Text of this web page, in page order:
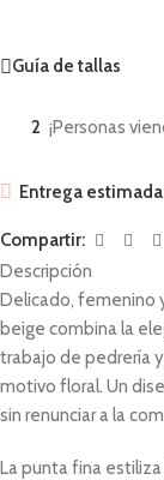
Guía de tallas
2 ¡Personas
Entrega
Compartir:
Descripción
Delicado, femenino
beige combina la
trabajo de pedrería
motivo floral. Un
sin renunciar a la
La punta fina